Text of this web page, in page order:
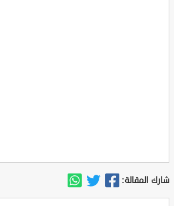
شارك المقالة: